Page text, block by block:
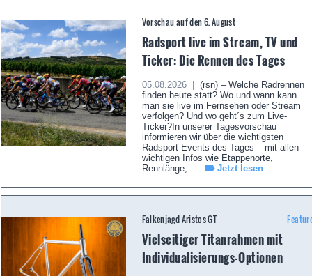
Vorschau auf den 6. August
Radsport live im Stream, TV und
Ticker: Die Rennen des Tages
05.08.2026 |
(rsn) – Welche Radrennen
finden heute statt? Wo und wann kann
man sie live im Fernsehen oder Stream
verfolgen? Und wo geht´s zum Live-
Ticker?In unserer Tagesvorschau
informieren wir über die wichtigsten
Radsport-Events des Tages – mit allen
wichtigen Infos wie Etappenorte,
Rennlänge,...
Jetzt lesen
Falkenjagd Aristos GT
Vielseitiger Titanrahmen mit
Individualisierungs-Optionen